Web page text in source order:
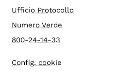
Ufficio Protocollo
Numero Verde
800-24-14-33
Config. cookie